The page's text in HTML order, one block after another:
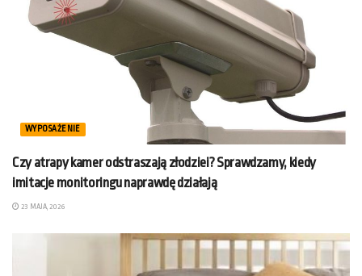
WYPOSAŻENIE
Czy atrapy kamer odstraszają złodziei? Sprawdzamy, kiedy
imitacje monitoringu naprawdę działają
23 MAJA, 2026